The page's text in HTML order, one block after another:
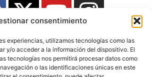
consentimiento
experiencias, utilizamos tecnologías como las
y/o acceder a la información del dispositivo. El
tecnologías nos permitirá procesar datos como
o las identificaciones únicas en este